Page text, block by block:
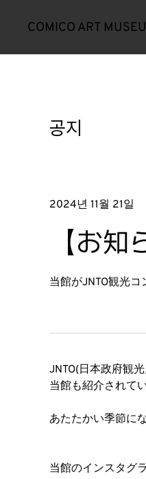
COMICO ART
공지
【お
当館がJNTO観光コ
2024년 11월 21일
JNTO(日本政府観
当館も紹介されて
あたたかい季節に
当館のインスタグ